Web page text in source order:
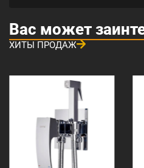
Вас может
ХИТЫ ПРОДАЖ